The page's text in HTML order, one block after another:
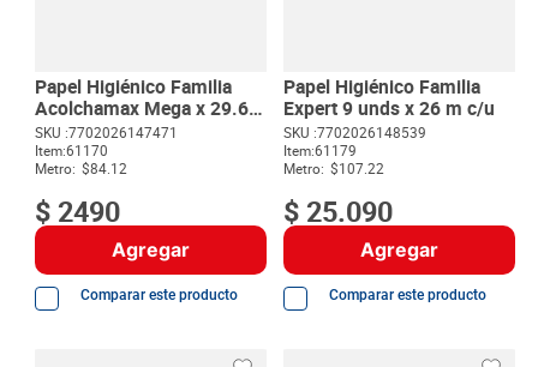
Papel Higiénico Familia
Acolchamax Mega x 29.6
m
SKU :7702026147471
Item:61170
Metro: $84.12
$ 2490
Agregar
Comparar este producto
Papel Higiénico Familia
Expert 9 unds x 26 m c/u
SKU :7702026148539
Item:61179
Metro: $107.22
$ 25.090
Agregar
Comparar este producto